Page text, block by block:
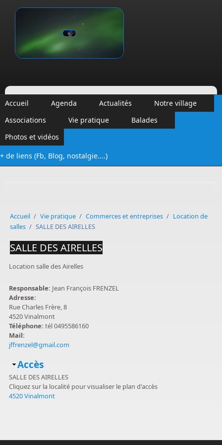
Vinalmont
Accueil Agenda Actualités
Notre village
Associations
Vie pratique
Balades
Photos et vidéos
+ de liens (Fb, Blog, nostalgie....)
Accueil / Vie pratique / Commerces et entreprises / Location de
salles / SALLE DES AIRELLES
SALLE DES AIRELLES
Location salle des Airelles
Responsable: Jean François FRENZEL
Adresse:
Rue Charles Frère, 8
4520 Vinalmont
Téléphone:
tél 0495586160
Mail:
jffrenzel@gmail.com
Masquer
Accès
SALLE DES AIRELLES
Cliquez sur la localité pour visualiser le plan d'accès
4520 Vinalmont